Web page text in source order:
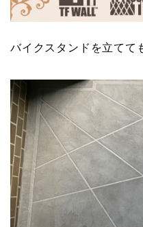
バイクスタンドを立てて